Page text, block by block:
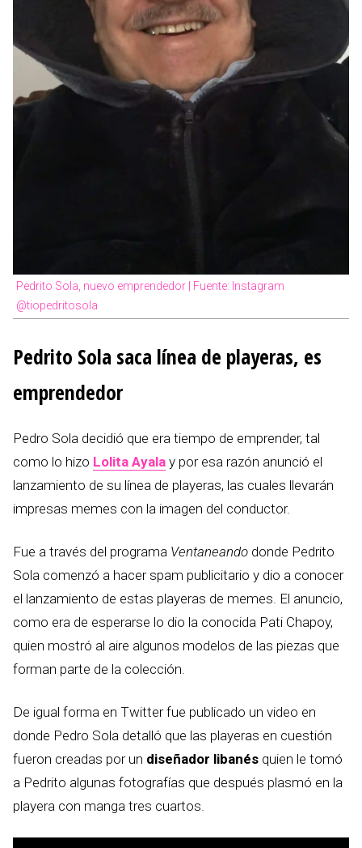
Pedrito Sola, nuevo emprendedor | Fuente: Instagram
@tiopedritosola
Pedrito Sola saca línea de playeras, es
emprendedor
Pedro Sola decidió que era tiempo de emprender, tal
como lo hizo Lolita Ayala y por esa razón anunció el
lanzamiento de su línea de playeras, las cuales llevarán
impresas memes con la imagen del conductor.
Fue a través del programa Ventaneando donde Pedrito
Sola comenzó a hacer spam publicitario y dio a conocer
el lanzamiento de estas playeras de memes. El anuncio,
como era de esperarse lo dio la conocida Pati Chapoy,
quien mostró al aire algunos modelos de las piezas que
forman parte de la colección.
De igual forma en Twitter fue publicado un video en
donde Pedro Sola detalló que las playeras en cuestión
fueron creadas por un diseñador libanés quien le tomó
a Pedrito algunas fotografías que después plasmó en la
playera con manga tres cuartos.